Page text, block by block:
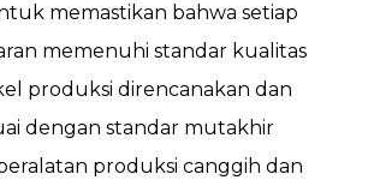
memastikan bahwa setiap
memenuhi standar kualitas
produksi direncanakan dan
dengan standar mutakhir
produksi canggih dan